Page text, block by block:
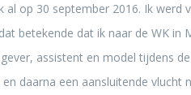
al op 30 september 2016. Ik werd
betekende dat ik naar de WK in
assistent en model tijdens
daarna een aansluitende